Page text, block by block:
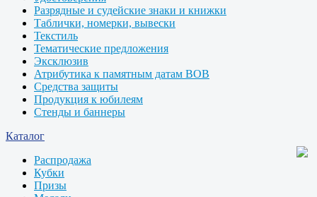
Разрядные и судейские знаки и книжки
Таблички, номерки, вывески
Текстиль
Тематические предложения
Эксклюзив
Атрибутика к памятным датам ВОВ
Средства защиты
Продукция к юбилеям
Стенды и баннеры
Каталог
Распродажа
Кубки
Призы